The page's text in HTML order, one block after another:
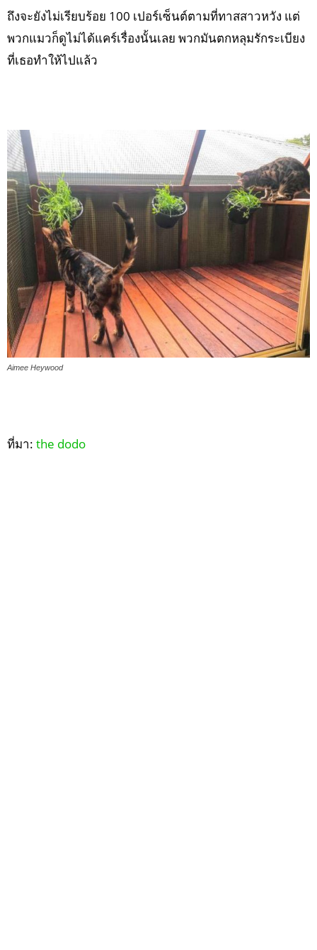
ถึงจะยังไม่เรียบร้อย 100 เปอร์เซ็นต์ตามที่ทาสสาวหวัง แต่
พวกแมวก็ดูไม่ได้แคร์เรื่องนั้นเลย พวกมันตกหลุมรักระเบียง
ที่เธอทำให้ไปแล้ว
Aimee Heywood
ที่มา: the dodo